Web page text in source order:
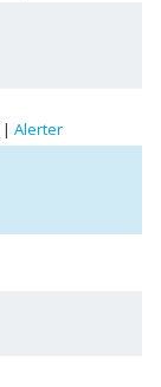
| Alerter